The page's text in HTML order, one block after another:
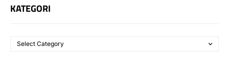
KATEGORI